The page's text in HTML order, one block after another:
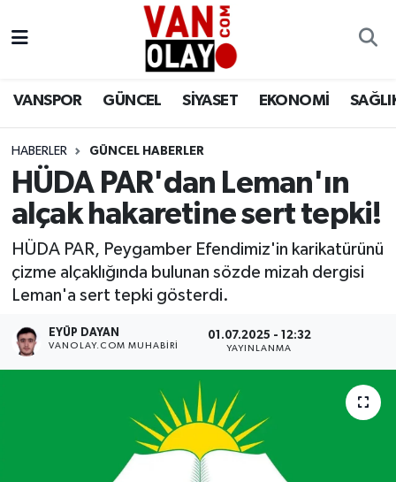
VANSPOR GÜNCEL SİYASET EKONOMİ
HABERLER GÜNCEL HABERLER
HÜDA PAR'dan Leman'ın
alçak hakaretine sert tepki!
HÜDA PAR, Peygamber Efendimiz'in karikatürünü
çizme alçaklığında bulunan sözde mizah dergisi
Leman'a sert tepki gösterdi.
EYÜP DAYAN
VANOLAY.COM MUHABIRI
01.07.2025 - 12:32
YAYINLANMA
Siyaset
Ekonomi
Sağlık
Eğitim
Bilim & Teknoloji
RESMİ İLANLAR
Van Nöbetçi Eczaneler
Van Namaz Vakitleri
Van Trafik Yoğunluk Haritası
Süper Lig Puan Durumu ve Fikstür
Tüm Manşetler
Son Dakika Haberleri